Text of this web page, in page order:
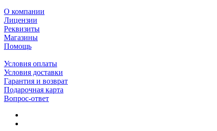
О компании
Лицензии
Реквизиты
Магазины
Помощь
Условия оплаты
Условия доставки
Гарантия и возврат
Подарочная карта
Вопрос-ответ